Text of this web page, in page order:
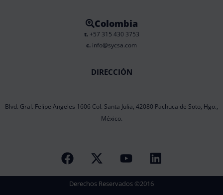
Colombia
t.+57 315 430 3753
c. info@sycsa.com
DIRECCIÓN
Blvd. Gral. Felipe Angeles 1606 Col. Santa Julia, 42080 Pachuca de Soto, Hgo.,
México.
F
a
c
e
X
-
t
w
Y
o
u
t
L
i
n
Derechos Reservados ©2016